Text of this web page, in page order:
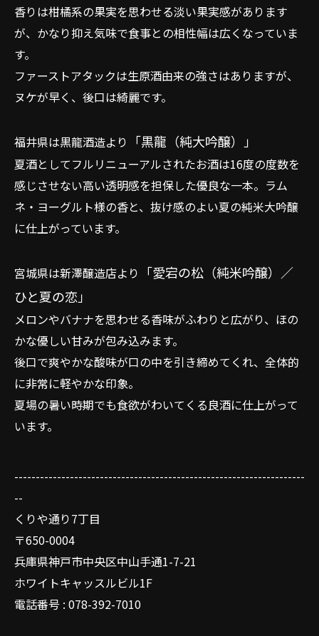
香りは柑橘系の果実を思わせる淡い果実感があります
が、かなり抑え気味で食事との相性幅は広くなっていま
す。
ファーストアタックは生原酒由来の強さはありますが、
ヌケが早く、後口は綺麗です。
福井県は黒龍酒造より 「黒龍（純大吟醸）」
夏酒としてフルリニューアルされたお酒は16度の度数を
感じさせない高い透明感を担保した優良な一本。ラム
ネ・ヨーグルト様の香と、抜け感のよい夏の純米大吟醸
に仕上がっています。
宮城県は新澤醸造店より 「愛宕の松（純米吟醸）／
ひと夏の恋」
メロンやバナナを思わせる香味がふわりと広がり、ほの
かな優しい甘みが包み込みます。
後口で爽やかな酸味が口の中を引き締めてくれ、全体的
に非常に軽やかな印象。
夏場の暑い時期でも食欲がわいてくる良酒に仕上がって
います。
--------------------------------------------------------------------
--
くりや通り7丁目
〒650-0004
兵庫県神戸市中央区中山手通1-7-21
ホワイトキャッスルビル1F
電話番号 : 078-392-7010